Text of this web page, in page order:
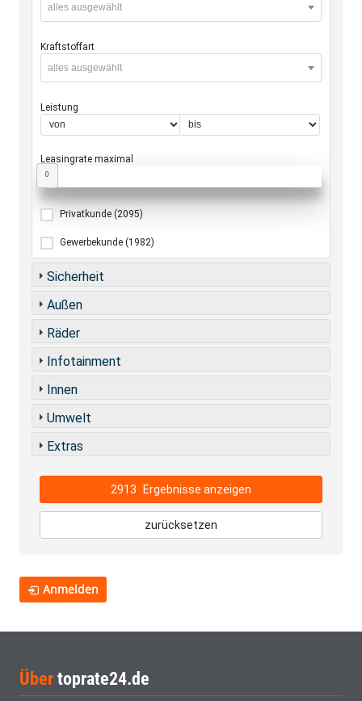
alles ausgewählt
Kraftstoffart
alles ausgewählt
Leistung
Leasingrate maximal
0
Privatkunde (2095)
Gewerbekunde (1982)
Sicherheit
Außen
Räder
Infotainment
Innen
Umwelt
Extras
2913 Ergebnisse anzeigen
zurücksetzen
Anmelden
Über toprate24.de